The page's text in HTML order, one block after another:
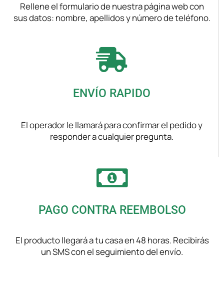
Rellene el formulario de nuestra página web con
sus datos: nombre, apellidos y número de teléfono.
ENVÍO RAPIDO
El operador le llamará para confirmar el pedido y
responder a cualquier pregunta.
PAGO CONTRA REEMBOLSO
El producto llegará a tu casa en 48 horas. Recibirás
un SMS con el seguimiento del envío.